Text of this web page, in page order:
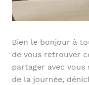
Bien le bonjour à
de vous retrouver
partager avec
de la journée,